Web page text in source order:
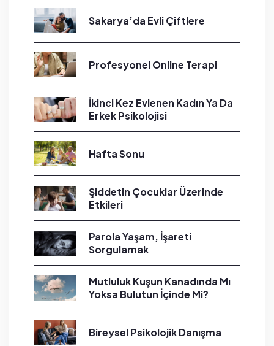
Sakarya’da Evli Çiftlere
Profesyonel Online Terapi
İkinci Kez Evlenen Kadın Ya Da
Erkek Psikolojisi
Hafta Sonu
Şiddetin Çocuklar Üzerinde
Etkileri
Parola Yaşam, İşareti
Sorgulamak
Mutluluk Kuşun Kanadında Mı
Yoksa Bulutun İçinde Mi?
Bireysel Psikolojik Danışma